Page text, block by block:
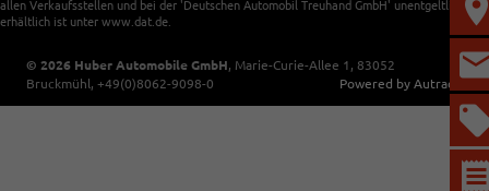
allen Verkaufsstellen und bei der 'Deutschen Automobil Treuhand GmbH' unentgeltlich
erhältlich ist unter www.dat.de.
© 2026 Huber Automobile GmbH, Marie-Curie-Allee 1 , 83052
Bruckmühl, +49(0)8062-9098-0 Powered by Autrado